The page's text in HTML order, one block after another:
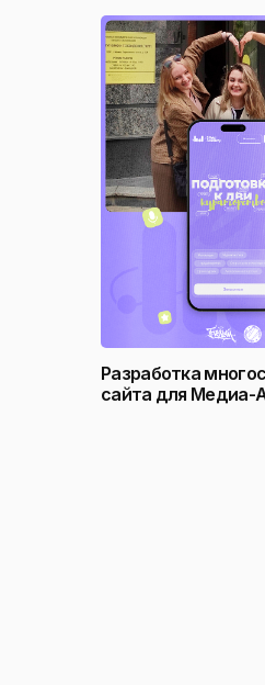
Разработка
сайта для Медиа-